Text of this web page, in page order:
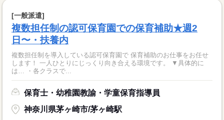
[一般派遣]
複数担任制の認可保育園での保育補助★週2
日〜・扶養内
複数担任制を導入している認可保育園で 保育補助のお仕事をお任せ
します！ 一人ひとりにじっくり向き合える環境です。 ▼具体的に
は… ・各クラスで...
保育士・幼稚園教諭・学童保育指導員
神奈川県茅ヶ崎市/茅ヶ崎駅